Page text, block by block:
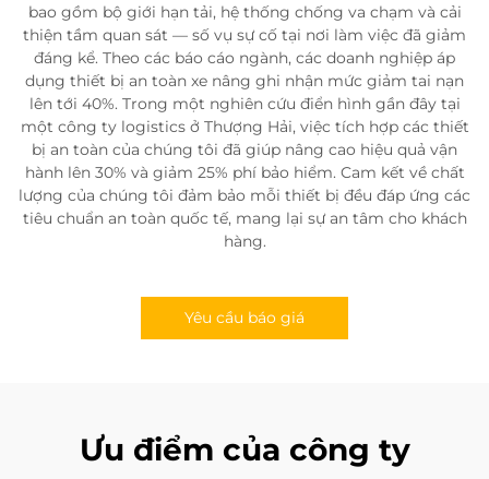
bao gồm bộ giới hạn tải, hệ thống chống va chạm và cải
thiện tầm quan sát — số vụ sự cố tại nơi làm việc đã giảm
đáng kể. Theo các báo cáo ngành, các doanh nghiệp áp
dụng thiết bị an toàn xe nâng ghi nhận mức giảm tai nạn
lên tới 40%. Trong một nghiên cứu điển hình gần đây tại
một công ty logistics ở Thượng Hải, việc tích hợp các thiết
bị an toàn của chúng tôi đã giúp nâng cao hiệu quả vận
hành lên 30% và giảm 25% phí bảo hiểm. Cam kết về chất
lượng của chúng tôi đảm bảo mỗi thiết bị đều đáp ứng các
tiêu chuẩn an toàn quốc tế, mang lại sự an tâm cho khách
hàng.
Yêu cầu báo giá
Ưu điểm của công ty